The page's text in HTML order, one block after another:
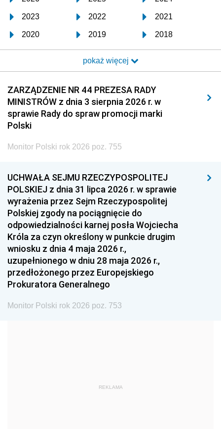
2023 2022 2021
2020 2019 2018
2017 2016 2015
2014 2013 2012
2011 2010 2009
2008 2007 2006
2005
1996 1995 1994
1993 1992 1991
1990 1989
1987 1986 1985
1984 1983
1981 1980 1979
1978 1977
1975 1974
1959
pokaż więcej
ZARZĄDZENIE NR 44 PREZESA RADY
MINISTRÓW z dnia 3 sierpnia 2026 r. w
sprawie Rady do spraw promocji marki
Polski
Monitor Polski rok 2026 poz. 755
UCHWAŁA SEJMU RZECZYPOSPOLITEJ
POLSKIEJ z dnia 31 lipca 2026 r. w sprawie
wyrażenia przez Sejm Rzeczypospolitej
Polskiej zgody na pociągnięcie do
odpowiedzialności karnej posła Wojciecha
Króla za czyn określony w punkcie drugim
wniosku z dnia 4 maja 2026 r.,
uzupełnionego w dniu 28 maja 2026 r.,
przedłożonego przez Europejskiego
Prokuratora Generalnego
Monitor Polski rok 2026 poz. 753
REKLAMA